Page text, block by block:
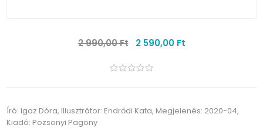
2 990,00 Ft 2 590,00 Ft
Író: Igaz Dóra, Illusztrátor: Endrődi Kata, Megjelenés: 2020-04,
Kiadó: Pozsonyi Pagony